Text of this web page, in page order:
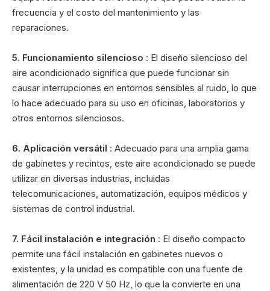
frecuencia y el costo del mantenimiento y las
reparaciones.
5. Funcionamiento silencioso : El diseño silencioso del
aire acondicionado significa que puede funcionar sin
causar interrupciones en entornos sensibles al ruido, lo que
lo hace adecuado para su uso en oficinas, laboratorios y
otros entornos silenciosos.
6. Aplicación versátil : Adecuado para una amplia gama
de gabinetes y recintos, este aire acondicionado se puede
utilizar en diversas industrias, incluidas
telecomunicaciones, automatización, equipos médicos y
sistemas de control industrial.
7. Fácil instalación e integración : El diseño compacto
permite una fácil instalación en gabinetes nuevos o
existentes, y la unidad es compatible con una fuente de
alimentación de 220 V 50 Hz, lo que la convierte en una